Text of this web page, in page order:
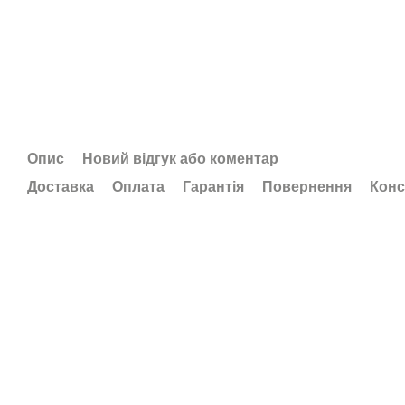
Опис
Новий відгук або коментар
Доставка
Оплата Гарантія Повернення